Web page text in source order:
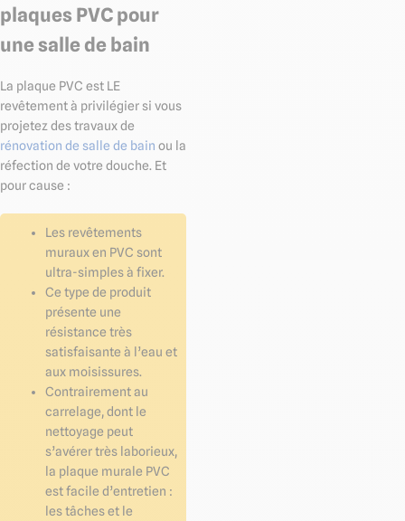
plaques PVC pour
une salle de bain
La plaque PVC est LE
revêtement à privilégier si vous
projetez des travaux de
rénovation de salle de bain ou la
réfection de votre douche. Et
pour cause :
Les revêtements
muraux en PVC sont
ultra-simples à fixer.
Ce type de produit
présente une
résistance très
satisfaisante à l’eau et
aux moisissures.
Contrairement au
carrelage, dont le
nettoyage peut
s’avérer très laborieux,
la plaque murale PVC
est facile d’entretien :
les tâches et le